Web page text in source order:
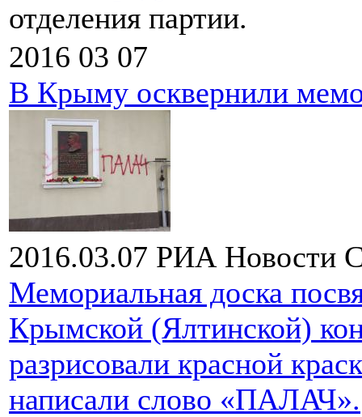
отделения партии.
2016 03 07
В Крыму осквернили
2016.03.07 РИА Новости
Мемориальная доска
Крымской (Ялтинской)
разрисовали красной
написали слово «ПАЛАЧ».